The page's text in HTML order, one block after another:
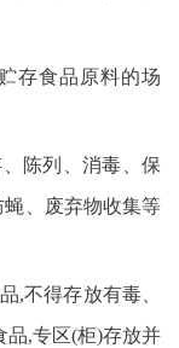
存食品原料的场
陈列、消毒、保
、废弃物收集等
,不得存放有毒、
品,专区(柜)存放并